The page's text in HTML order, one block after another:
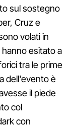
sul sostegno
Cruz e
volati in
esitato a
tra le prime
dell'evento è
il piede
col
con